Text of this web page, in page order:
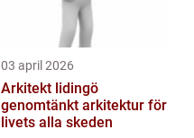
03 april 2026
Arkitekt lidingö
genomtänkt arkitektur för
livets alla skeden